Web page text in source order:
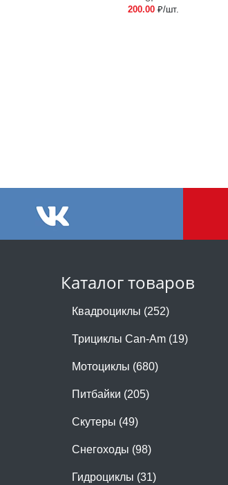
200.00 ₽/шт.
Каталог товаров
Квадроциклы (252)
Трициклы Can-Am (19)
Мотоциклы (680)
Питбайки (205)
Скутеры (49)
Снегоходы (98)
Гидроциклы (31)